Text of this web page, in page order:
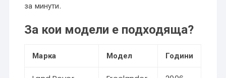
за минути.
За кои модели е подходяща?
Марка Модел Години